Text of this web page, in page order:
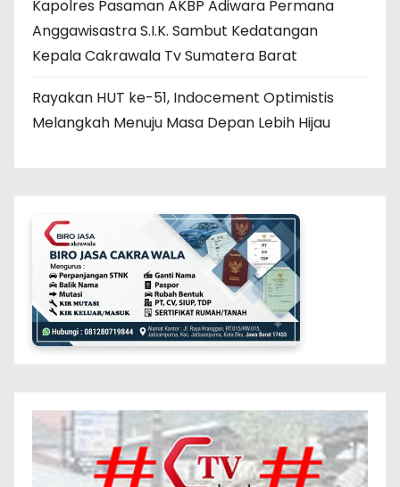
Kapolres Pasaman AKBP Adiwara Permana
Anggawisastra S.I.K. Sambut Kedatangan
Kepala Cakrawala Tv Sumatera Barat
Rayakan HUT ke-51, Indocement Optimistis
Melangkah Menuju Masa Depan Lebih Hijau